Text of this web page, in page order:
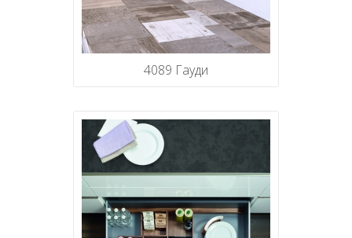
4089 Гауди